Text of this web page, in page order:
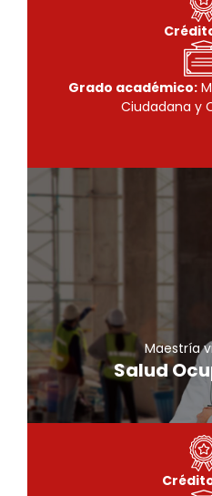
Grado académico:
Ciudadana y
Maestría
Salud
Salud